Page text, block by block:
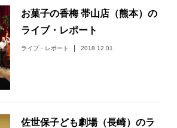
お菓子の香梅 帯山店（熊本）の
ライブ・レポート
ライブ・レポート 2018.12.01
佐世保子ども劇場（長崎）のラ